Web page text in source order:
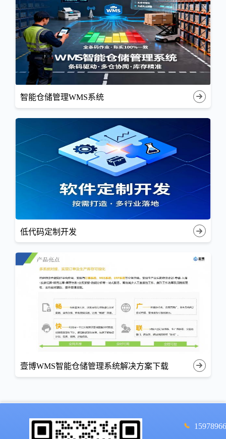
智能仓储管理WMS系统
低代码定制开发
壹博WMS智能仓储管理系统解决方案下载